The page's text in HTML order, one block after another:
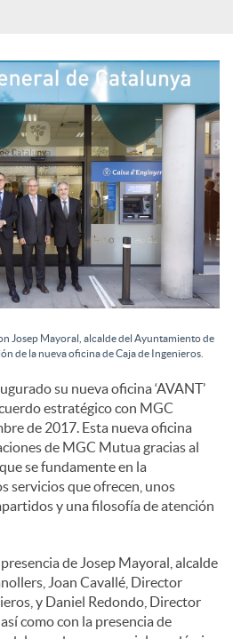
Josep Mayoral, alcalde del Ayuntamiento de
de la nueva oficina de Caja de Ingenieros.
su nueva oficina ‘AVANT’
estratégico con MGC
de 2017. Esta nueva oficina
de MGC Mutua gracias al
se fundamente en la
servicios que ofrecen, unos
y una filosofía de atención
de Josep Mayoral, alcalde
Joan Cavallé, Director
y Daniel Redondo, Director
como con la presencia de